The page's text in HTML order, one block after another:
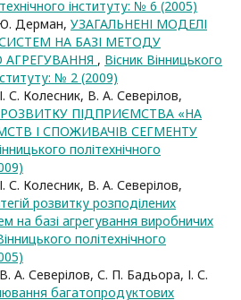
інституту: № 6 (2005)
Ю. Дерман, УЗАГАЛЬНЕНІ МОДЕЛІ
НА БАЗІ МЕТОДУ
, Вісник Вінницького
№ 2 (2009)
С. Колесник, В. А. Северілов,
ПІДПРИЄМСТВА «НА
І СПОЖИВАЧІВ СЕГМЕНТУ
політехнічного
С. Колесник, В. А. Северілов,
розвитку розподілених
на базі агрегування виробничих
політехнічного
А. Северілов, С. П. Бадьора, І. С.
багатопродуктових